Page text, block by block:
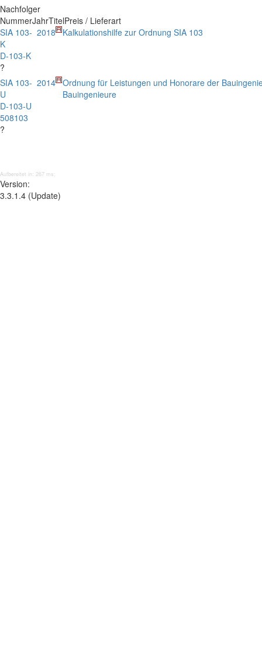
Nachfolger
NummerJahrTitelPreis / Lieferart
SIA 103-
K
D-103-K
?
2018 Kalkulationshilfe zur Ordnung SIA 103
SIA 103-
U
D-103-U
508103
?
2014 Ordnung für Leistungen und Honorare der
Bauingenieure
Aufbereitet in: 267 ms;
Version:
3.3.1.4 (Update)